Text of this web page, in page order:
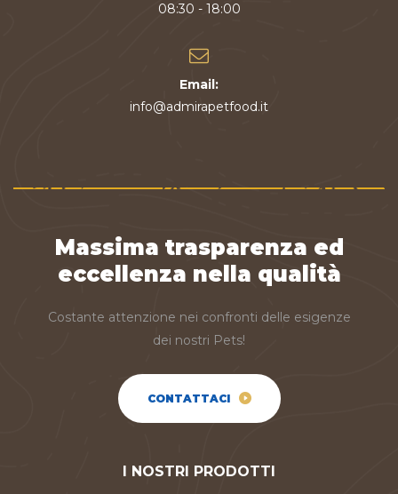
08:30 - 18:00
Email:
info@admirapetfood.it
Massima trasparenza ed
eccellenza nella qualità
Costante attenzione nei confronti delle esigenze
dei nostri Pets!
CONTATTACI
I NOSTRI PRODOTTI